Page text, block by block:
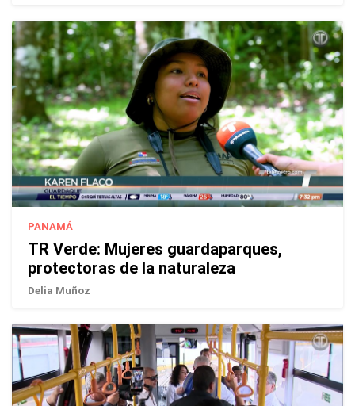
PANAMÁ
TR Verde: Mujeres guardaparques,
protectoras de la naturaleza
Delia Muñoz